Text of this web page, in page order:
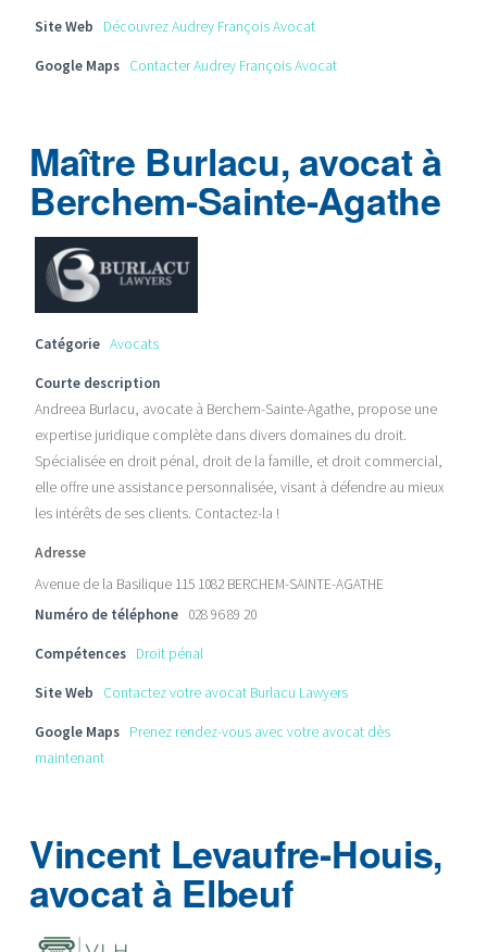
Site Web Découvrez Audrey François Avocat
Google Maps Contacter Audrey François Avocat
Maître Burlacu, avocat à
Berchem-Sainte-Agathe
Catégorie Avocats
Courte description
Andreea Burlacu, avocate à Berchem-Sainte-Agathe, propose une
expertise juridique complète dans divers domaines du droit.
Spécialisée en droit pénal, droit de la famille, et droit commercial,
elle offre une assistance personnalisée, visant à défendre au mieux
les intérêts de ses clients. Contactez-la !
Adresse
Avenue de la Basilique 115 1082 BERCHEM-SAINTE-AGATHE
Numéro de téléphone 028 96 89 20
Compétences Droit pénal
Site Web Contactez votre avocat Burlacu Lawyers
Google Maps Prenez rendez-vous avec votre avocat dès
maintenant
Vincent Levaufre-Houis,
avocat à Elbeuf